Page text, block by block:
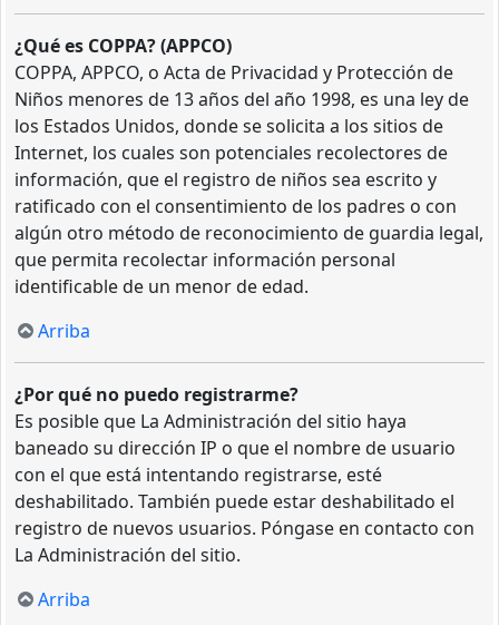
¿Qué es COPPA? (APPCO)
COPPA, APPCO, o Acta de Privacidad y Protección de
Niños menores de 13 años del año 1998, es una ley de
los Estados Unidos, donde se solicita a los sitios de
Internet, los cuales son potenciales recolectores de
información, que el registro de niños sea escrito y
ratificado con el consentimiento de los padres o con
algún otro método de reconocimiento de guardia legal,
que permita recolectar información personal
identificable de un menor de edad.
Arriba
¿Por qué no puedo registrarme?
Es posible que La Administración del sitio haya
baneado su dirección IP o que el nombre de usuario
con el que está intentando registrarse, esté
deshabilitado. También puede estar deshabilitado el
registro de nuevos usuarios. Póngase en contacto con
La Administración del sitio.
Arriba